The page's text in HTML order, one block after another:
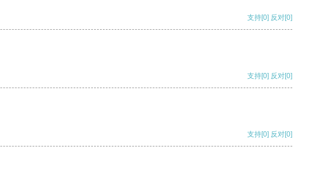
支持[0] 反对[0]
支持[0] 反对[0]
支持[0] 反对[0]